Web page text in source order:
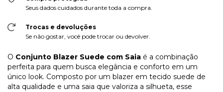
Seus dados cuidados durante toda a compra.
Trocas e devoluções
Se não gostar, você pode trocar ou devolver.
O Conjunto Blazer Suede com Saia é a combinação
perfeita para quem busca elegância e conforto em um
único look. Composto por um blazer em tecido suede de
alta qualidade e uma saia que valoriza a silhueta, esse